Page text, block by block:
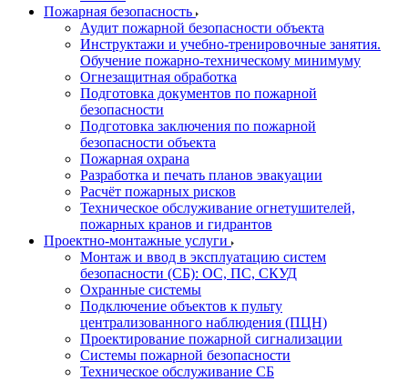
Пожарная безопасность
Аудит пожарной безопасности объекта
Инструктажи и учебно-тренировочные занятия.
Обучение пожарно-техническому минимуму
Огнезащитная обработка
Подготовка документов по пожарной
безопасности
Подготовка заключения по пожарной
безопасности объекта
Пожарная охрана
Разработка и печать планов эвакуации
Расчёт пожарных рисков
Техническое обслуживание огнетушителей,
пожарных кранов и гидрантов
Проектно-монтажные услуги
Монтаж и ввод в эксплуатацию систем
безопасности (СБ): ОС, ПС, СКУД
Охранные системы
Подключение объектов к пульту
централизованного наблюдения (ПЦН)
Проектирование пожарной сигнализации
Системы пожарной безопасности
Техническое обслуживание СБ